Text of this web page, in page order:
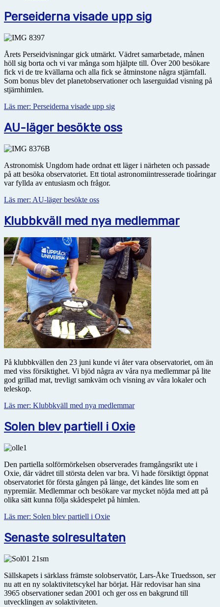
Perseiderna visade upp sig
Årets Perseidvisningar gick utmärkt. Vädret samarbetade, månen
höll sig borta och vi var många som hjälpte till. Över 200 besökare
fick vi de tre kvällarna och alla fick se åtminstone några stjärnfall.
Som bonus blev det planetobservationer och laserguidad visning på
stjärnhimlen.
Läs mer: Perseiderna visade upp sig
AU-läger besökte oss
Astronomisk Ungdom hade ordnat ett läger i närheten och passade
på att besöka observatoriet. Ett tiotal astronomiintresserade tioåringar
var fyllda av entusiasm och frågor.
Läs mer: AU-läger besökte oss
Klubbkväll med nya medlemmar
På klubbkvällen den 23 juni kunde vi åter vara observatoriet, om än
med viss försiktighet. Vi bjöd några av våra nya medlemmar på lite
god grillad mat, trevligt samkväm och visning av våra lokaler och
teleskop.
Läs mer: Klubbkväll med nya medlemmar
Solen blev partiell i Oxie
Den partiella solförmörkelsen observerades framgångsrikt ute i
Oxie, där vädret till största delen var bra. Vi hade försiktigt öppnat
observatoriet för första gången på länge, det kändes lite som en
nypremiär. Medlemmar och besökare var mycket nöjda med att på
olika sätt kunna följa skådespelet på himlen.
Läs mer: Solen blev partiell i Oxie
Senaste solresultaten
Sällskapets i särklass främste solobservatör, Lars-Åke Truedsson, ser
nu att en ny solaktivitetscykel har börjat. Här redovisar han sina
3965 observationer sedan 2001 och ger oss en bakgrund till
utvecklingen av solaktiviteten.